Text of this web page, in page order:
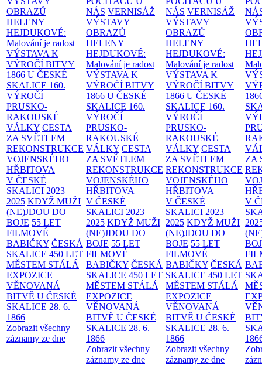
OBRAZŮ
HELENY
HEJDUKOVÉ:
Malování je radost
VÝSTAVA K
VÝROČÍ BITVY
1866 U ČESKÉ
SKALICE 160.
VÝROČÍ
PRUSKO-
RAKOUSKÉ
VÁLKY CESTA
ZA SVĚTLEM
REKONSTRUKCE
VOJENSKÉHO
HŘBITOVA
V ČESKÉ
SKALICI 2023–
2025 KDYŽ MUŽI
(NE)JDOU DO
BOJE 55 LET
FILMOVÉ
BABIČKY ČESKÁ
SKALICE 450 LET
MĚSTEM STÁLÁ
EXPOZICE
VĚNOVANÁ
BITVĚ U ČESKÉ
SKALICE 28. 6.
1866
Zobrazit všechny
záznamy ze dne
NÁS VERNISÁŽ
VÝSTAVY
OBRAZŮ
HELENY
HEJDUKOVÉ:
Malování je radost
VÝSTAVA K
VÝROČÍ BITVY
1866 U ČESKÉ
SKALICE 160.
VÝROČÍ
PRUSKO-
RAKOUSKÉ
VÁLKY CESTA
ZA SVĚTLEM
REKONSTRUKCE
VOJENSKÉHO
HŘBITOVA
V ČESKÉ
SKALICI 2023–
2025 KDYŽ MUŽI
(NE)JDOU DO
BOJE 55 LET
FILMOVÉ
BABIČKY ČESKÁ
SKALICE 450 LET
MĚSTEM STÁLÁ
EXPOZICE
VĚNOVANÁ
BITVĚ U ČESKÉ
SKALICE 28. 6.
1866
Zobrazit všechny
záznamy ze dne
NÁS VERNISÁŽ
VÝSTAVY
OBRAZŮ
HELENY
HEJDUKOVÉ:
Malování je radost
VÝSTAVA K
VÝROČÍ BITVY
1866 U ČESKÉ
SKALICE 160.
VÝROČÍ
PRUSKO-
RAKOUSKÉ
VÁLKY CESTA
ZA SVĚTLEM
REKONSTRUKCE
VOJENSKÉHO
HŘBITOVA
V ČESKÉ
SKALICI 2023–
2025 KDYŽ MUŽI
(NE)JDOU DO
BOJE 55 LET
FILMOVÉ
BABIČKY ČESKÁ
SKALICE 450 LET
MĚSTEM STÁLÁ
EXPOZICE
VĚNOVANÁ
BITVĚ U ČESKÉ
SKALICE 28. 6.
1866
Zobrazit všechny
záznamy ze dne
ZA
V